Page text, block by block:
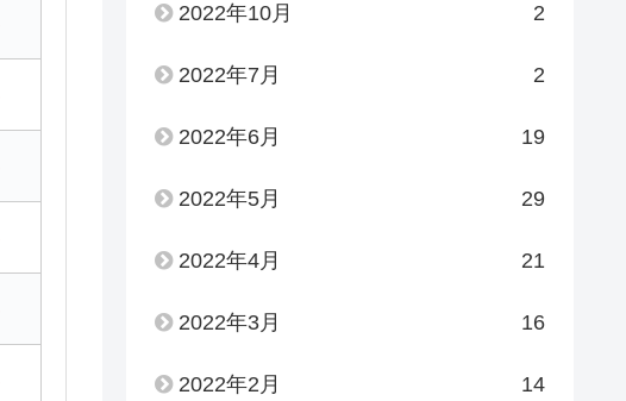
2022年10月 2
2022年7月 2
2022年6月 19
2022年5月 29
2022年4月 21
2022年3月 16
2022年2月 14